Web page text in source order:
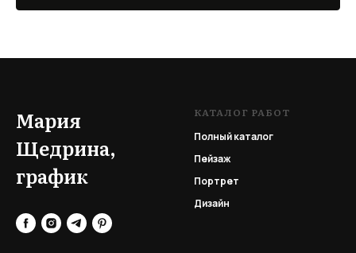
Мария
Щедрина,
график
КАТАЛОГ РАБОТ
Полный каталог
Пейзаж
Портрет
Дизайн